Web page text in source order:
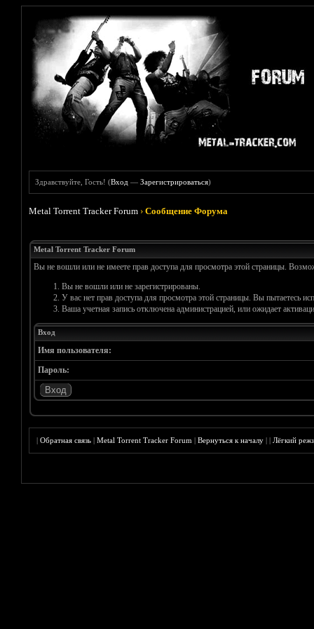
Здравствуйте, Гость! (Вход —Зарегистрироваться)
Metal Torrent Tracker Forum ›Сообщение Форума
Metal Torrent Tracker Forum
Вы не вошли или не имеете прав доступа для просмотра этой страницы.
Вы не вошли или не зарегистрированы.
У вас нет прав доступа для просмотра этой страницы. Вы пытаетесь
Ваша учетная запись отключена администрацией, или ожидает
Вход
Имя пользователя:
Пароль:
|Обратная связь |Metal Torrent Tracker Forum |Вернуться к началу ||Лёгкий